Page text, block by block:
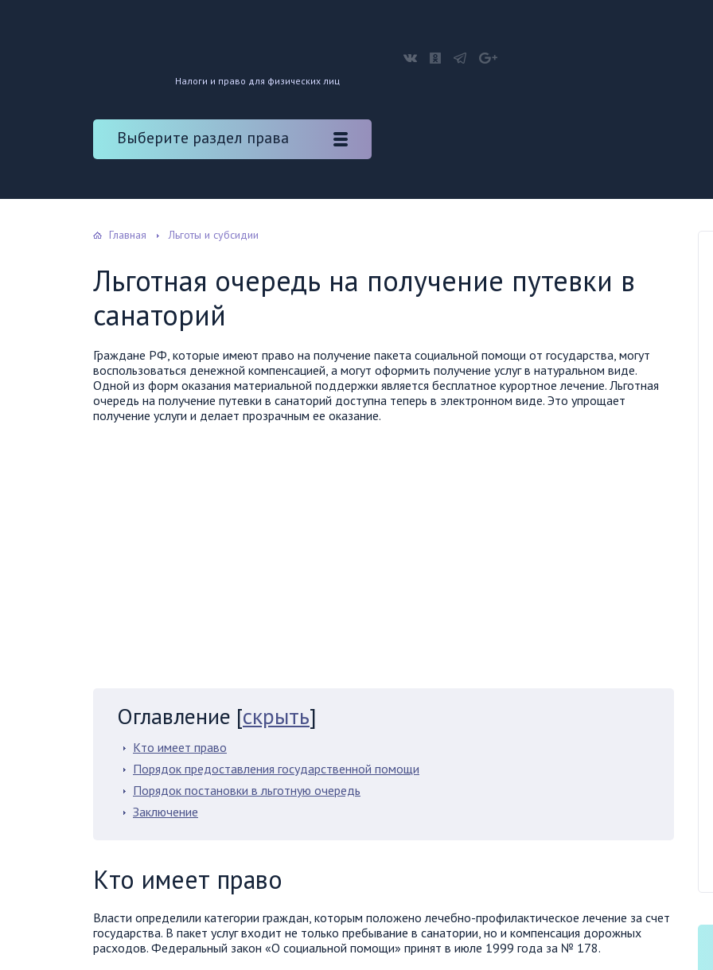
Налоги и право для физических лиц
Выберите раздел права
Главная Льготы и субсидии
Льготная очередь на получение путевки в
санаторий
Граждане РФ, которые имеют право на получение пакета социальной помощи от государства, могут
воспользоваться денежной компенсацией, а могут оформить получение услуг в натуральном виде.
Одной из форм оказания материальной поддержки является бесплатное курортное лечение. Льготная
очередь на получение путевки в санаторий доступна теперь в электронном виде. Это упрощает
получение услуги и делает прозрачным ее оказание.
Оглавление [скрыть]
Кто имеет право
Порядок предоставления государственной помощи
Порядок постановки в льготную очередь
Заключение
Кто имеет право
Власти определили категории граждан, которым положено лечебно-профилактическое лечение за счет
государства. В пакет услуг входит не только пребывание в санатории, но и компенсация дорожных
расходов. Федеральный закон «О социальной помощи» принят в июле 1999 года за № 178.